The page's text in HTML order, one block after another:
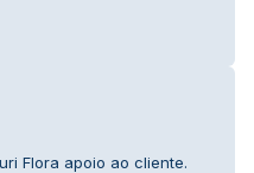
Flora apoio ao cliente.